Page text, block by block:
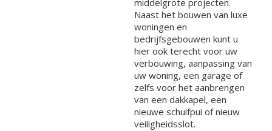
middelgrote projecten.
Naast het bouwen van luxe
woningen en
bedrijfsgebouwen kunt u
hier ook terecht voor uw
verbouwing, aanpassing van
uw woning, een garage of
zelfs voor het aanbrengen
van een dakkapel, een
nieuwe schuifpui of nieuw
veiligheidsslot.